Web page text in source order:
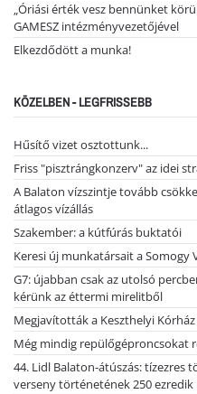
„Óriási érték vesz bennünket
GAMESZ intézményvezetőjével
Elkezdődött a munka!
KÖZELBEN - LEGFRISSEBB
Hűsítő vizet osztottunk...
Friss "pisztrángkonzerv" az idei
A Balaton vízszintje tovább
átlagos vízállás
Szakember: a kútfúrás buktatói
Keresi új munkatársait a Somogy
G7: újabban csak az utolsó
kérünk az éttermi mirelitből
Megjavították a Keszthelyi
Még mindig repülőgéproncsokat
44. Lidl Balaton-átúszás: tízezres
verseny történetének 250 ezredik